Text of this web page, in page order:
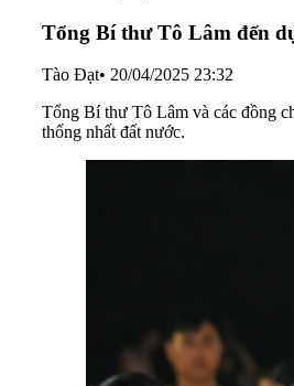
Tổng Bí thư Tô Lâm đến
Tào Đạt• 20/04/2025 23:32
Tổng Bí thư Tô Lâm và các đồng
thống nhất đất nước.